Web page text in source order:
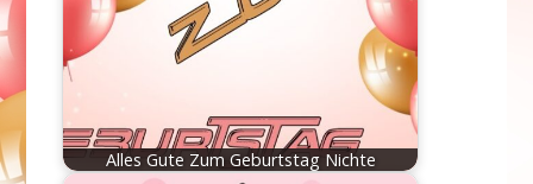
Alles Gute Zum Geburtstag Nichte